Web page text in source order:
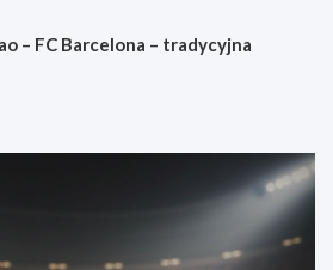
– FC Barcelona – tradycyjna